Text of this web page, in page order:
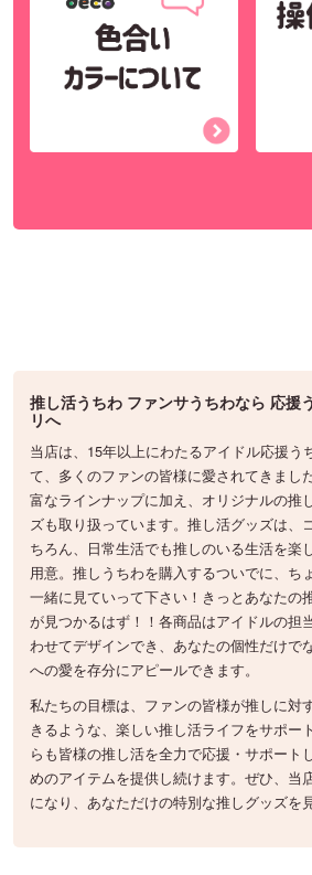
推し活うちわ ファンサうちわなら 応援
リへ
当店は、15年以上にわたるアイドル応援う
て、多くのファンの皆様に愛されてきまし
富なラインナップに加え、オリジナルの推
ズも取り扱っています。推し活グッズは、
ちろん、日常生活でも推しのいる生活を楽
用意。推しうちわを購入するついでに、ち
一緒に見ていって下さい！きっとあなたの
が見つかるはず！！各商品はアイドルの担
わせてデザインでき、あなたの個性だけで
への愛を存分にアピールできます。
私たちの目標は、ファンの皆様が推しに対
きるような、楽しい推し活ライフをサポー
らも皆様の推し活を全力で応援・サポート
めのアイテムを提供し続けます。ぜひ、当
になり、あなただけの特別な推しグッズを